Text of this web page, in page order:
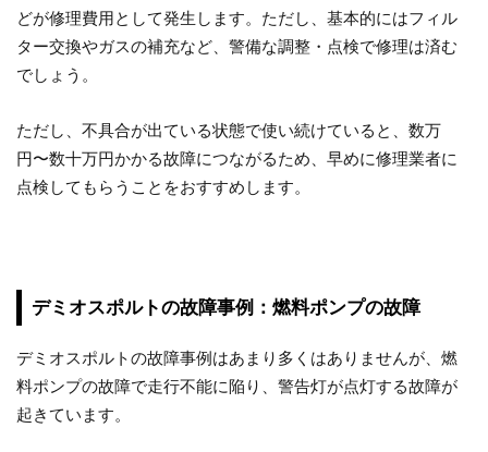
どが修理費用として発生します。ただし、基本的にはフィル
ター交換やガスの補充など、警備な調整・点検で修理は済む
でしょう。
ただし、不具合が出ている状態で使い続けていると、数万
円〜数十万円かかる故障につながるため、早めに修理業者に
点検してもらうことをおすすめします。
デミオスポルトの故障事例：燃料ポンプの故障
デミオスポルトの故障事例はあまり多くはありませんが、燃
料ポンプの故障で走行不能に陥り、警告灯が点灯する故障が
起きています。